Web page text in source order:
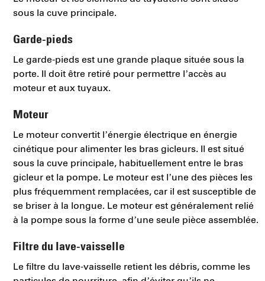
sous la cuve principale.
Garde-pieds
Le garde-pieds est une grande plaque située sous la
porte. Il doit être retiré pour permettre l’accès au
moteur et aux tuyaux.
Moteur
Le moteur convertit l’énergie électrique en énergie
cinétique pour alimenter les bras gicleurs. Il est situé
sous la cuve principale, habituellement entre le bras
gicleur et la pompe. Le moteur est l’une des pièces les
plus fréquemment remplacées, car il est susceptible de
se briser à la longue. Le moteur est généralement relié
à la pompe sous la forme d’une seule pièce assemblée.
Filtre du lave-vaisselle
Le filtre du lave-vaisselle retient les débris, comme les